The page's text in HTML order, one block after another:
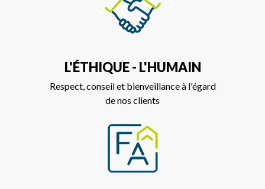
L'ÉTHIQUE - L'HUMAIN
Respect, conseil et bienveillance à l'égard
de nos clients